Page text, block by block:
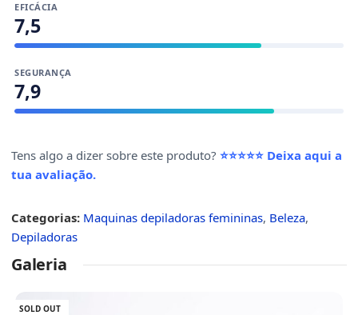
EFICÁCIA
7,5
SEGURANÇA
7,9
Tens algo a dizer sobre este produto? ⭐⭐⭐⭐⭐ Deixa aqui a
tua avaliação.
Categorias: Maquinas depiladoras femininas, Beleza,
Depiladoras
Galeria
SOLD OUT